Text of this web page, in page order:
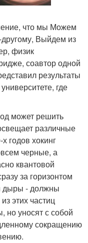
что мы Можем
Выйдем из
физик
соавтор одной
результаты
где
может решить
различные
годов хокинг
черные, а
квантовой
за горизонтом
дыры - должны
этих частиц
но уносят с собой
сокращению